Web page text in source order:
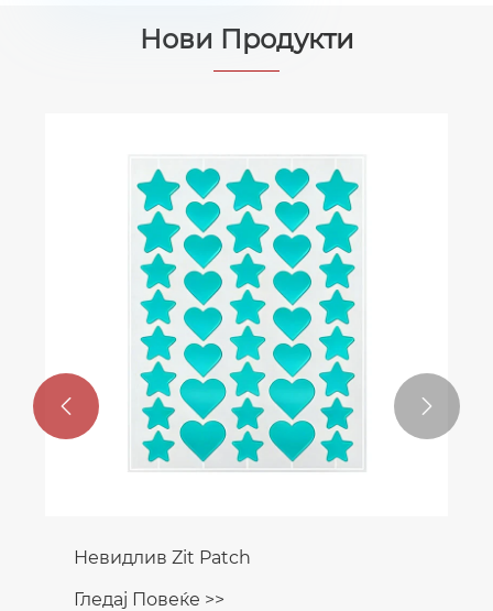
Нови Продукти
Невидлив Zit Patch
Гледај Повеќе >>
 